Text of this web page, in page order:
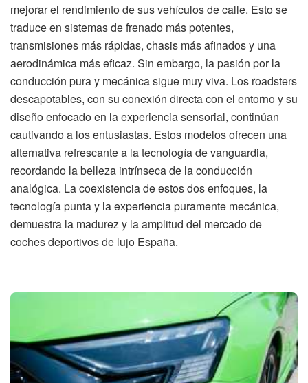
mejorar el rendimiento de sus vehículos de calle. Esto se
traduce en sistemas de frenado más potentes,
transmisiones más rápidas, chasis más afinados y una
aerodinámica más eficaz. Sin embargo, la pasión por la
conducción pura y mecánica sigue muy viva. Los roadsters
descapotables, con su conexión directa con el entorno y su
diseño enfocado en la experiencia sensorial, continúan
cautivando a los entusiastas. Estos modelos ofrecen una
alternativa refrescante a la tecnología de vanguardia,
recordando la belleza intrínseca de la conducción
analógica. La coexistencia de estos dos enfoques, la
tecnología punta y la experiencia puramente mecánica,
demuestra la madurez y la amplitud del mercado de
coches deportivos de lujo España.